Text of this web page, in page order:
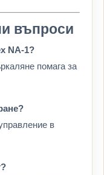
въпроси
NA-1?
помага за
в